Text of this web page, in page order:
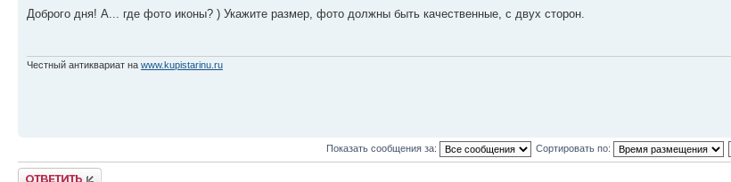
Доброго дня! А... где фото иконы? ) Укажите размер, фото должны быть качественные, с двух сторон.
Честный антиквариат на www.kupistarinu.ru
Показать сообщения за: Сортировать по:
Ответить